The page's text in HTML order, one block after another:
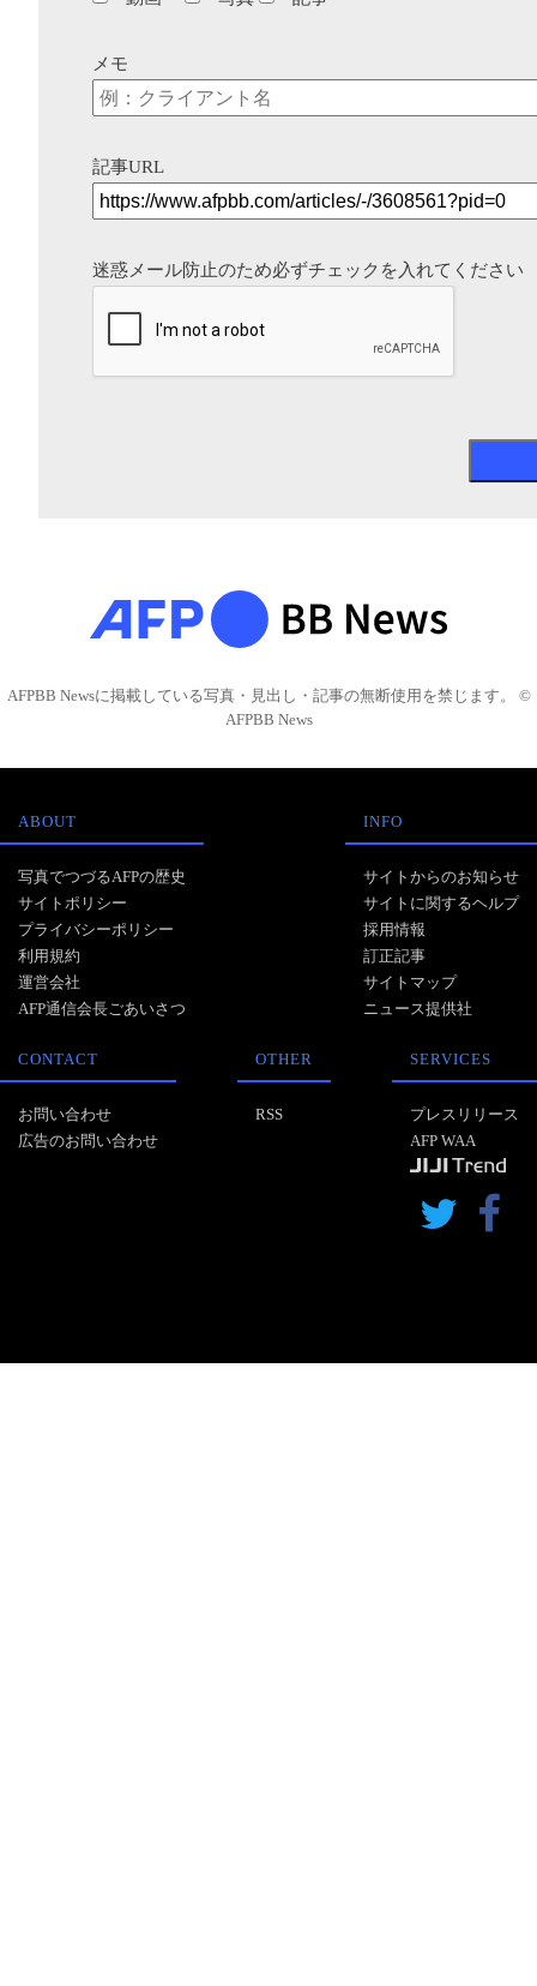
メモ
記事URL
迷惑メール防止のため必ずチェックを入れてください
AFPBB Newsに掲載している写真・見出し・記事の無断使用を禁じます。 ©
AFPBB News
ABOUT
写真でつづるAFPの歴史
サイトポリシー
プライバシーポリシー
利用規約
運営会社
AFP通信会長ごあいさつ
INFO
サイトからのお知らせ
サイトに関するヘルプ
採用情報
訂正記事
サイトマップ
ニュース提供社
CONTACT
お問い合わせ
広告のお問い合わせ
OTHER
RSS
SERVICES
プレスリリース
AFP WAA